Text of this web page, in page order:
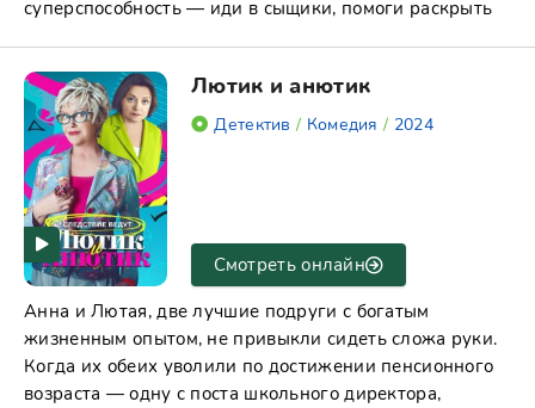
суперспособность — иди в сыщики, помоги раскрыть
Лютик и анютик
Детектив / Комедия / 2024
Анна и Лютая, две лучшие подруги с богатым
жизненным опытом, не привыкли сидеть сложа руки.
Когда их обеих уволили по достижении пенсионного
возраста — одну с поста школьного директора,
Смотреть онлайн